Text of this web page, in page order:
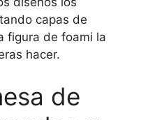
capas de
figura de foami la
hacer.
de